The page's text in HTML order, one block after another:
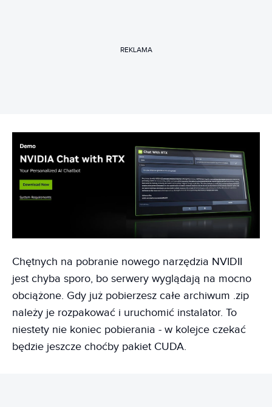
REKLAMA
Chętnych na pobranie nowego narzędzia NVIDII
jest chyba sporo, bo serwery wyglądają na mocno
obciążone. Gdy już pobierzesz całe archiwum .zip
należy je rozpakować i uruchomić instalator. To
niestety nie koniec pobierania - w kolejce czekać
będzie jeszcze choćby pakiet CUDA.